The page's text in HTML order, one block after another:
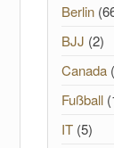
Berlin
BJJ (2)
Canada
Fußball
IT(5)